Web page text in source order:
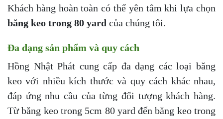
Khách hàng hoàn toàn có thể yên tâm khi lựa chọn
băng keo trong 80 yard của chúng tôi.
Đa dạng sản phẩm và quy cách
Hồng Nhật Phát cung cấp đa dạng các loại băng
keo với nhiều kích thước và quy cách khác nhau,
đáp ứng nhu cầu của từng đối tượng khách hàng.
Từ băng keo trong 5cm 80 yard đến băng keo trong